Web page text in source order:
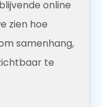
online
zien hoe
samenhang,
te